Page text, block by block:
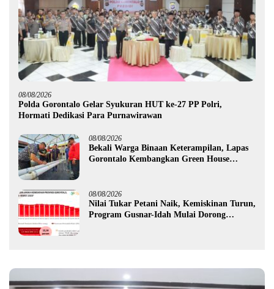
08/08/2026
Polda Gorontalo Gelar Syukuran HUT ke-27 PP Polri,
Hormati Dedikasi Para Purnawirawan
08/08/2026
Bekali Warga Binaan Keterampilan, Lapas
Gorontalo Kembangkan Green House
08/08/2026
Nilai Tukar Petani Naik, Kemiskinan Turun,
Program Gusnar-Idah Mulai Dorong